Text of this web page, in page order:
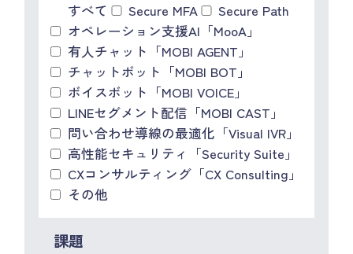
すべて Secure MFA
Secure Path
オペレーション支援AI「MooA」
有人チャット「MOBI AGENT」
チャットボット「MOBI BOT」
ボイスボット「MOBI VOICE」
LINEセグメント配信「MOBI CAST」
問い合わせ導線の最適化「Visual IVR」
高性能セキュリティ「Security Suite」
CXコンサルティング「CX Consulting」
その他
課題